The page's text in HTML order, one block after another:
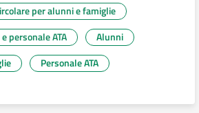
per alunni e famiglie
personale ATA
Alunni
Personale ATA